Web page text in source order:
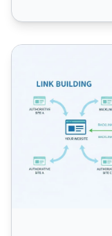
Cómo el Link